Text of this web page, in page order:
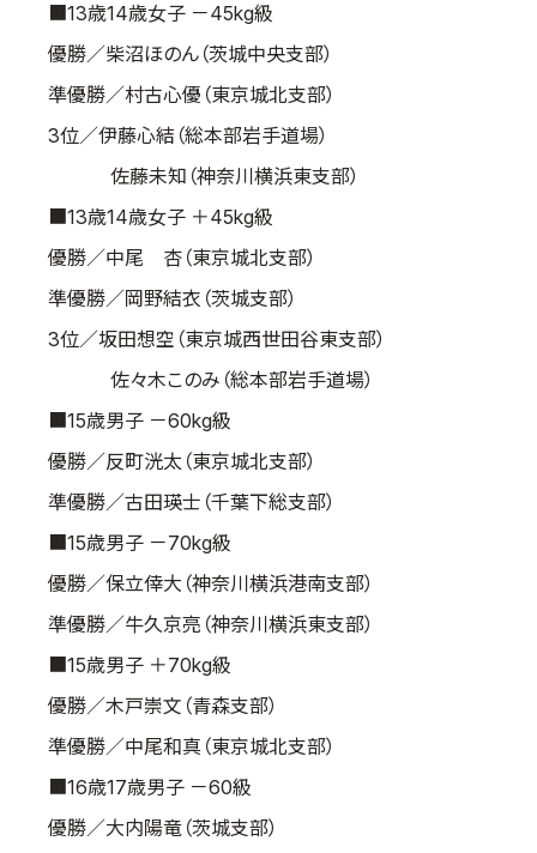
■13歳14歳女子 －45kg級
優勝／柴沼ほのん（茨城中央支部）
準優勝／村古心優（東京城北支部）
3位／伊藤心結（総本部岩手道場）
佐藤未知（神奈川横浜東支部）
■13歳14歳女子 ＋45kg級
優勝／中尾 杏（東京城北支部）
準優勝／岡野結衣（茨城支部）
3位／坂田想空（東京城西世田谷東支部）
佐々木このみ（総本部岩手道場）
■15歳男子 －60kg級
優勝／反町洸太（東京城北支部）
準優勝／古田瑛士（千葉下総支部）
■15歳男子 －70kg級
優勝／保立倖大（神奈川横浜港南支部）
準優勝／牛久京亮（神奈川横浜東支部）
■15歳男子 ＋70kg級
優勝／木戸崇文（青森支部）
準優勝／中尾和真（東京城北支部）
■16歳17歳男子 －60級
優勝／大内陽竜（茨城支部）